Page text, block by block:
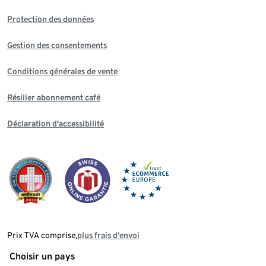
Protection des données
Gestion des consentements
Conditions générales de vente
Résilier abonnement café
Déclaration d'accessibilité
Prix TVA comprise,plus frais d‘envoi
Choisir un pays